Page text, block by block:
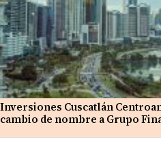
Inversiones Cuscatlán
cambio de nombre a Grupo